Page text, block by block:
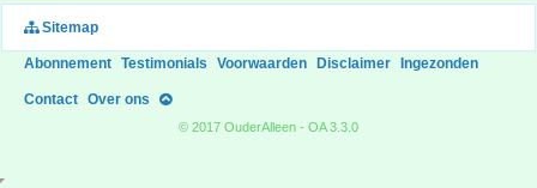
Sitemap
Abonnement Testimonials Voorwaarden Disclaimer Ingezonden
Contact Over ons
© 2017 OuderAlleen - OA 3.3.0